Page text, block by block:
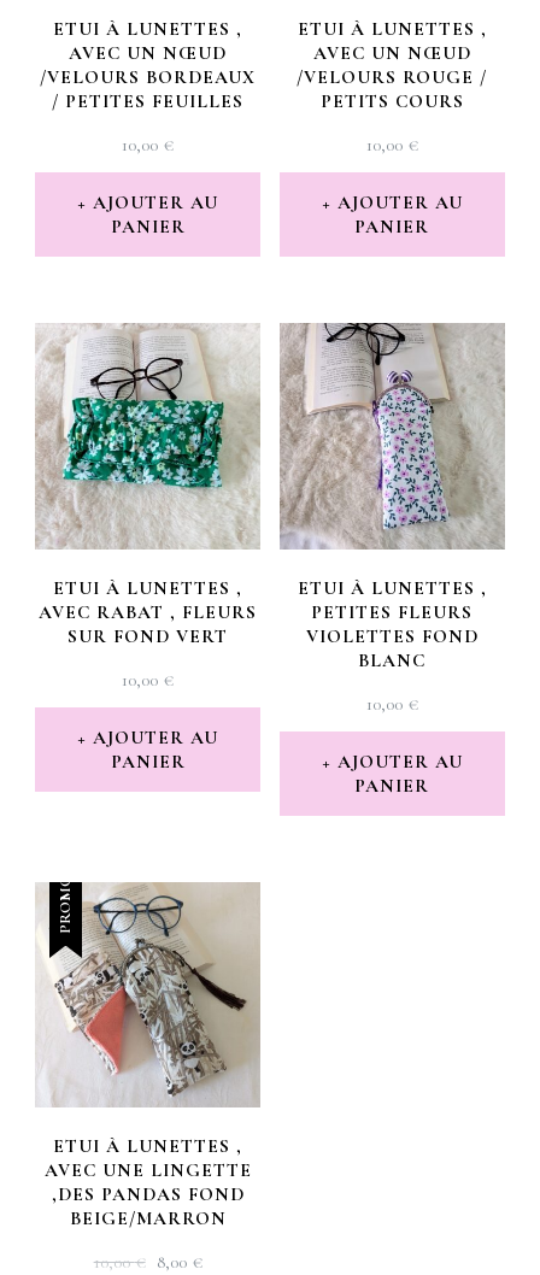
ETUI À LUNETTES ,
AVEC UN NŒUD
/VELOURS BORDEAUX
/ PETITES FEUILLES
10,00 €
AJOUTER AU
PANIER
ETUI À LUNETTES ,
AVEC UN NŒUD
/VELOURS ROUGE /
PETITS COURS
10,00 €
AJOUTER AU
PANIER
ETUI À LUNETTES ,
AVEC RABAT , FLEURS
SUR FOND VERT
10,00 €
AJOUTER AU
PANIER
ETUI À LUNETTES ,
PETITES FLEURS
VIOLETTES FOND
BLANC
10,00 €
AJOUTER AU
PANIER
PROMO !
ETUI À LUNETTES ,
AVEC UNE LINGETTE
,DES PANDAS FOND
BEIGE/MARRON
10,00€ LE
8,00 €LE